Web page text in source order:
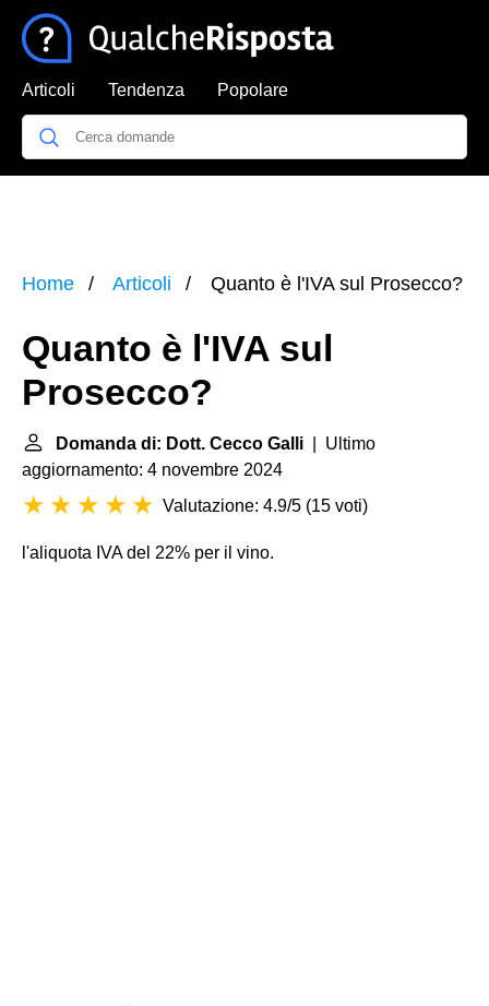
Articoli Tendenza Popolare
Home Articoli Quanto è l'IVA sul Prosecco?
Quanto è l'IVA sul
Prosecco?
Domanda di: Dott. Cecco Galli | Ultimo
aggiornamento: 4 novembre 2024
Valutazione: 4.9/5 (15 voti)
l'aliquota IVA del 22% per il vino.